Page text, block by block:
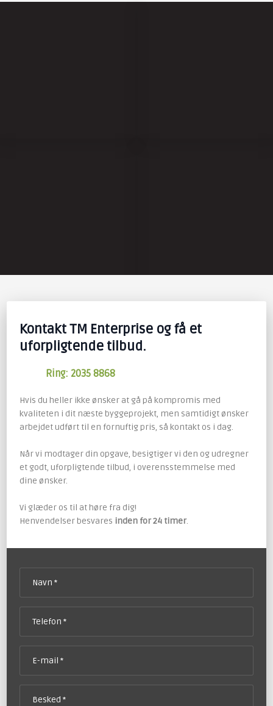
Kontakt TM Enterprise og få et
uforpligtende tilbud.
Ring: 2035 8868
Hvis du heller ikke ønsker at gå på kompromis med
kvaliteten i dit næste byggeprojekt, men samtidigt ønsker
arbejdet udført til en fornuftig pris, så kontakt os i dag.
Når vi modtager din opgave, besigtiger vi den og udregner
et godt, uforpligtende tilbud, i overensstemmelse med
dine ønsker.
Vi glæder os til at høre fra dig!
Henvendelser besvares inden for 24 timer.